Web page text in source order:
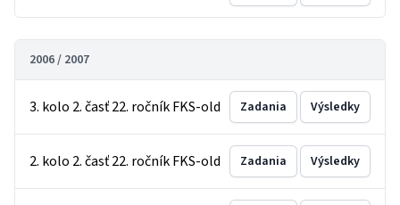
2006 / 2007
3. kolo 2. časť 22. ročník FKS-old Zadania Výsledky
2. kolo 2. časť 22. ročník FKS-old Zadania Výsledky